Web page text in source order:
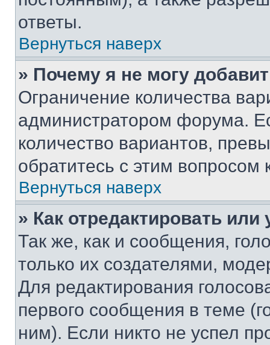
ответы.
Вернуться наверх
» Почему я не могу
Ограничение количества
администратором форума.
количество вариантов,
обратитесь с этим вопросом
Вернуться наверх
» Как отредактировать
Так же, как и сообщения,
только их создателями,
Для редактирования
первого сообщения в теме
ним). Если никто не успел